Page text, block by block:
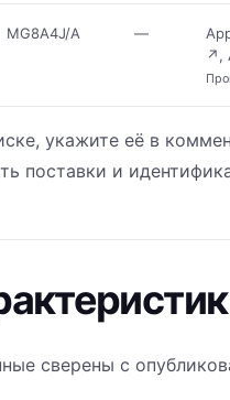
MG8A4J/A —
↗,
укажите её в
поставки и
сверены с